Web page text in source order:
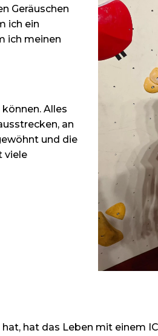
Geräuschen
ich ein
ich meinen
Alles
an
und die
viele
hat das Leben mit einem